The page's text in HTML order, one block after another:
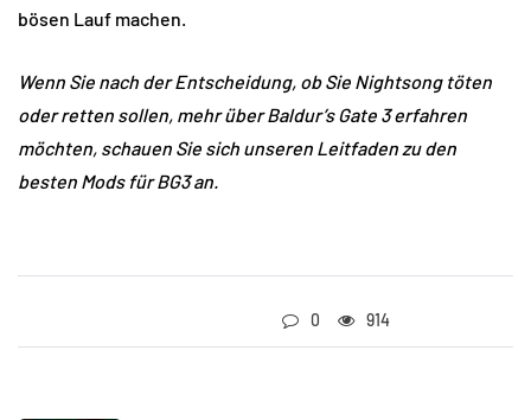
bösen Lauf machen.
Wenn Sie nach der Entscheidung, ob Sie Nightsong töten
oder retten sollen, mehr über Baldur’s Gate 3 erfahren
möchten, schauen Sie sich unseren Leitfaden zu den
besten Mods für BG3 an.
0 914